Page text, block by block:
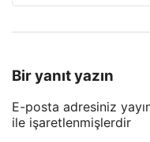
Bir yanıt yazın
E-posta adresiniz
ile işaretlenmişlerdir